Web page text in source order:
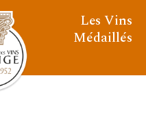
Les Vins
Médaillés